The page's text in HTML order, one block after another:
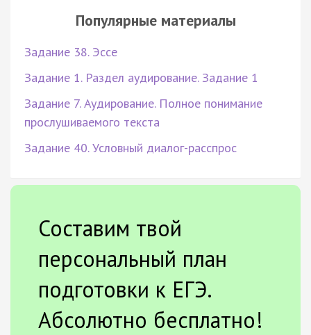
Популярные материалы
Задание 38. Эссе
Задание 1. Раздел аудирование. Задание 1
Задание 7. Аудирование. Полное понимание
прослушиваемого текста
Задание 40. Условный диалог-расспрос
Составим твой
персональный план
подготовки к ЕГЭ.
Абсолютно бесплатно!